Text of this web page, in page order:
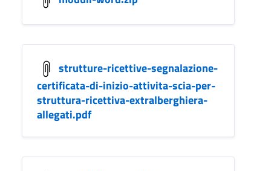
strutture-ricettive-segnalazione-
certificata-di-inizio-attivita-scia-per-
struttura-ricettiva-extralberghiera-
allegati.pdf